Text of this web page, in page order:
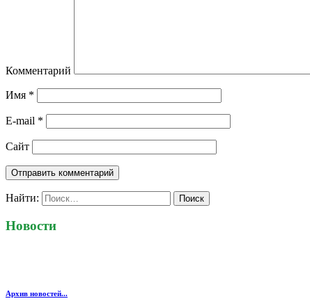
Комментарий
Имя *
E-mail *
Сайт
Найти:
Новости
Архив новостей...